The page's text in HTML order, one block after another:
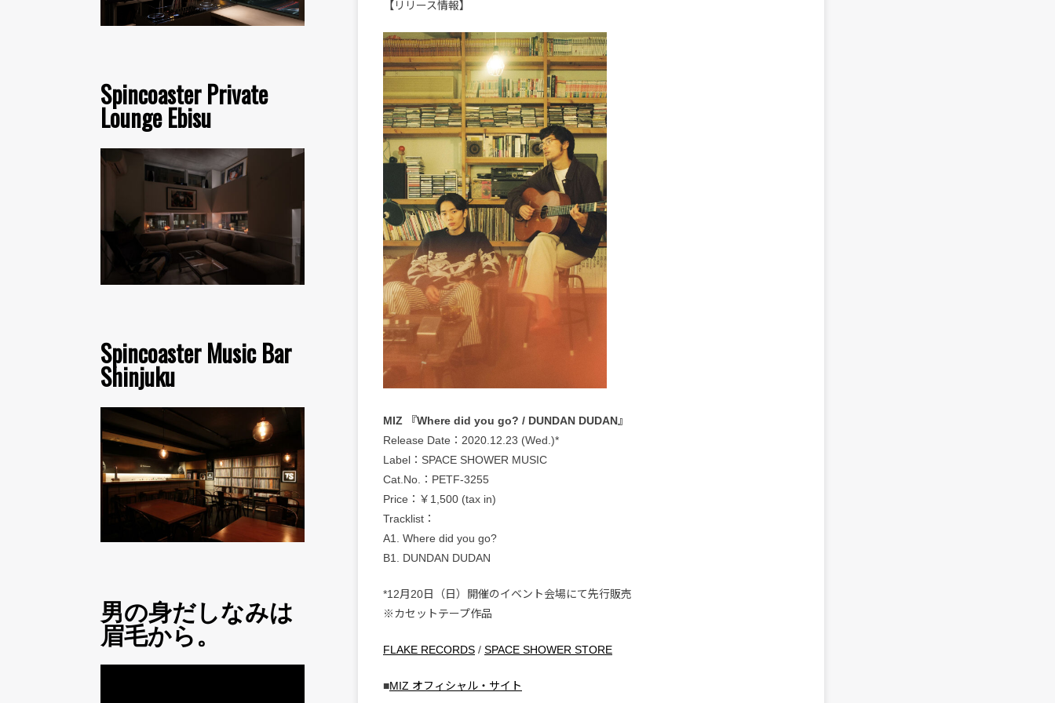
Spincoaster Private
Lounge Ebisu
Spincoaster Music Bar
Shinjuku
男の身だしなみは
眉毛から。
【リリース情報】
MIZ 『Where did you go? / DUNDAN DUDAN』
Release Date：2020.12.23 (Wed.)*
Label：SPACE SHOWER MUSIC
Cat.No.：PETF-3255
Price：￥1,500 (tax in)
Tracklist：
A1. Where did you go?
B1. DUNDAN DUDAN
*12月20日（日）開催のイベント会場にて先行販売
※カセットテープ作品
FLAKE RECORDS / SPACE SHOWER STORE
■MIZ オフィシャル・サイト